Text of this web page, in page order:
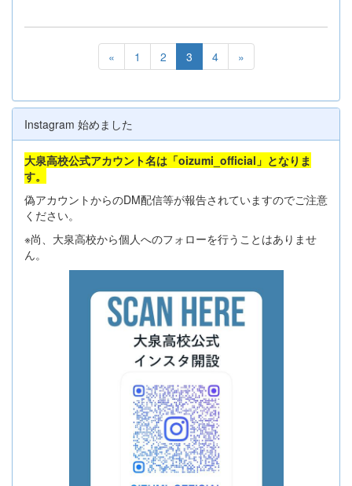
« 1 2 3 4 »
Instagram 始めました
大泉高校公式アカウント名は「oizumi_official」となりま
す。
偽アカウントからのDM配信等が報告されていますのでご注意
ください。
※尚、大泉高校から個人へのフォローを行うことはありませ
ん。